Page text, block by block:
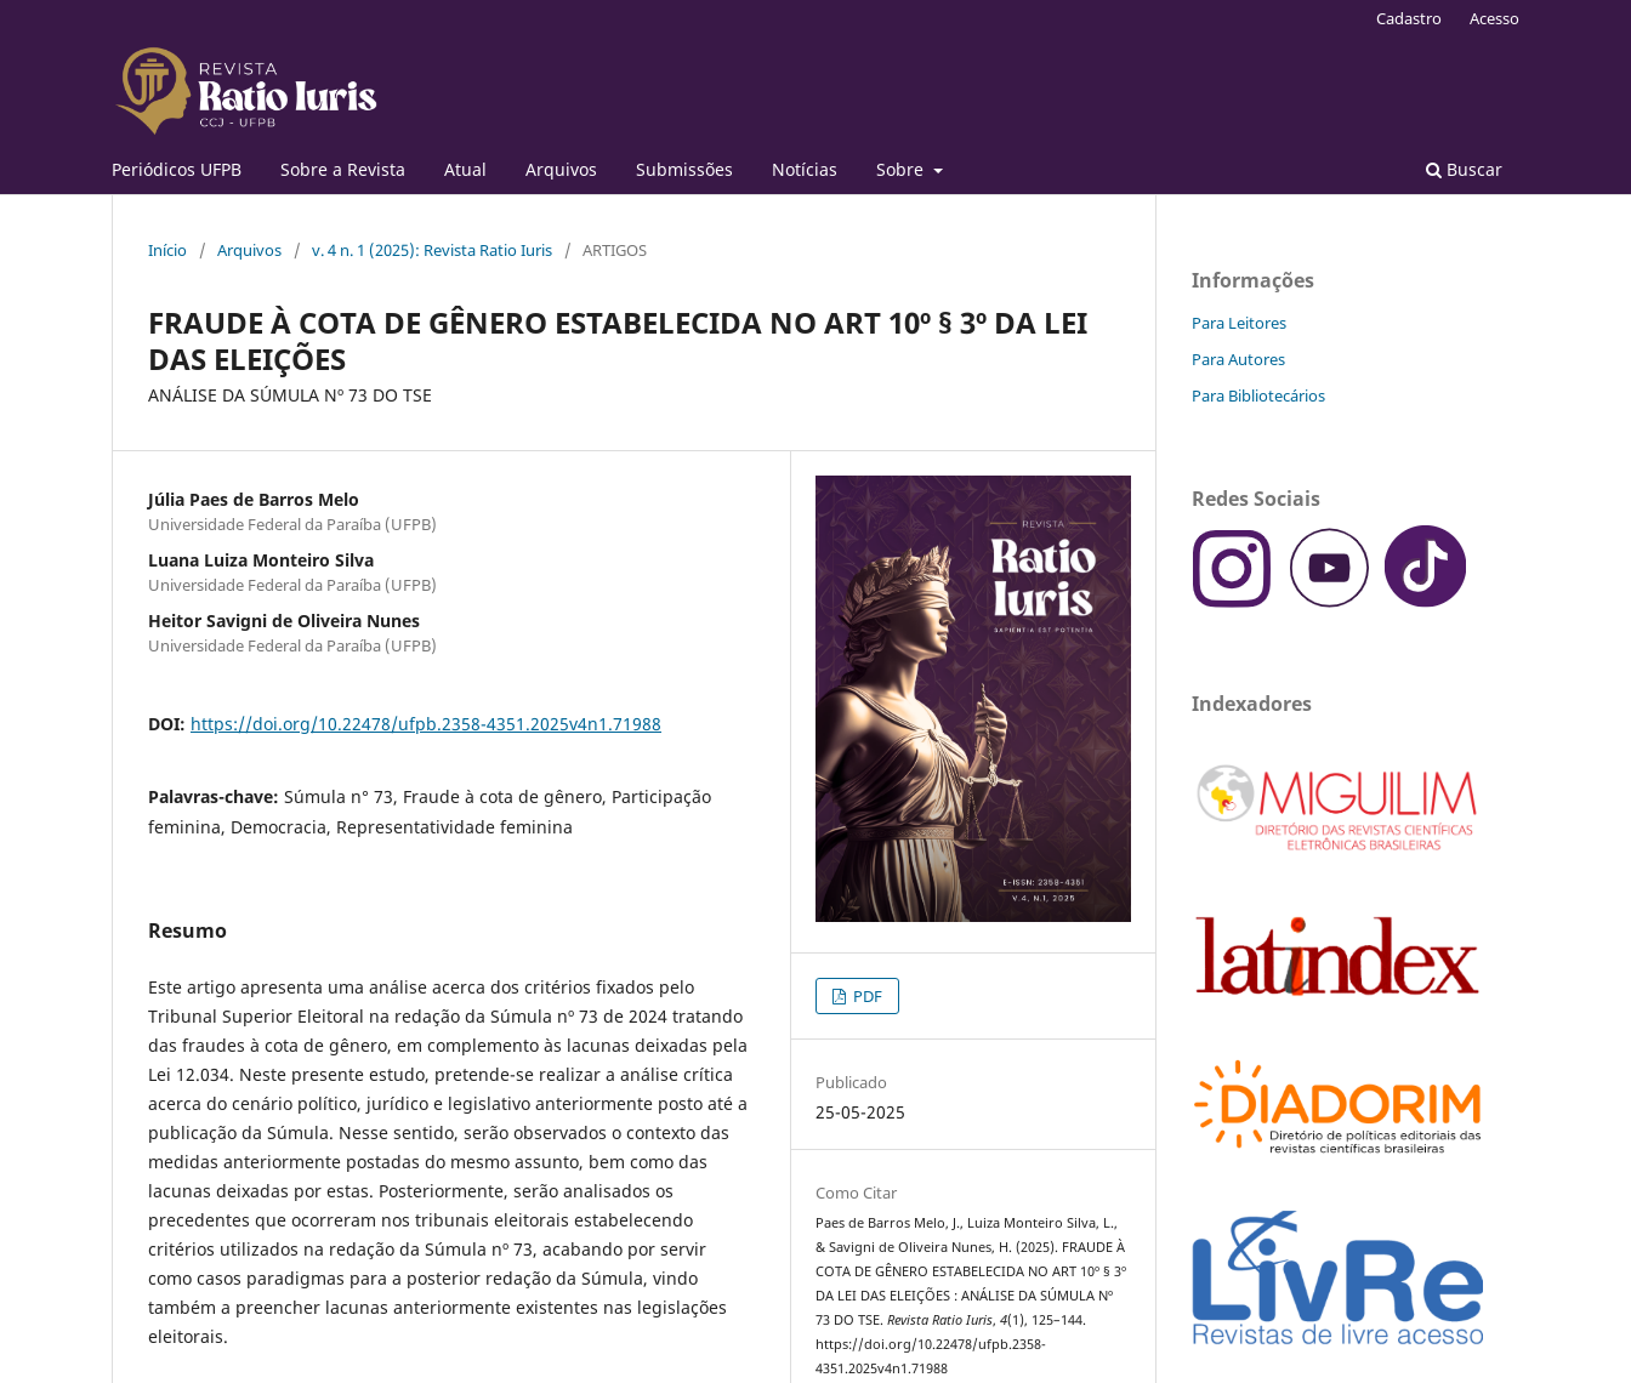
Periódicos UFPB Sobre a Revista Atual Arquivos Submissões Notícias Sobre Buscar
Cadastro Acesso
Início / Arquivos / v. 4 n. 1 (2025): Revista Ratio Iuris / ARTIGOS
FRAUDE À COTA DE GÊNERO ESTABELECIDA NO ART 10º § 3º DA LEI
DAS ELEIÇÕES
ANÁLISE DA SÚMULA Nº 73 DO TSE
Júlia Paes de Barros Melo
Universidade Federal da Paraíba (UFPB)
Luana Luiza Monteiro Silva
Universidade Federal da Paraíba (UFPB)
Heitor Savigni de Oliveira Nunes
Universidade Federal da Paraíba (UFPB)
DOI: https://doi.org/10.22478/ufpb.2358-4351.2025v4n1.71988
Palavras-chave: Súmula n° 73, Fraude à cota de gênero, Participação
feminina, Democracia, Representatividade feminina
Resumo
Este artigo apresenta uma análise acerca dos critérios fixados pelo
Tribunal Superior Eleitoral na redação da Súmula nº 73 de 2024 tratando
das fraudes à cota de gênero, em complemento às lacunas deixadas pela
Lei 12.034. Neste presente estudo, pretende-se realizar a análise crítica
acerca do cenário político, jurídico e legislativo anteriormente posto até a
publicação da Súmula. Nesse sentido, serão observados o contexto das
medidas anteriormente postadas do mesmo assunto, bem como das
lacunas deixadas por estas. Posteriormente, serão analisados os
precedentes que ocorreram nos tribunais eleitorais estabelecendo
critérios utilizados na redação da Súmula nº 73, acabando por servir
como casos paradigmas para a posterior redação da Súmula, vindo
também a preencher lacunas anteriormente existentes nas legislações
eleitorais.
PDF
Publicado
25-05-2025
Como Citar
Paes de Barros Melo, J., Luiza Monteiro Silva, L.,
& Savigni de Oliveira Nunes, H. (2025). FRAUDE À
COTA DE GÊNERO ESTABELECIDA NO ART 10º § 3º
DA LEI DAS ELEIÇÕES : ANÁLISE DA SÚMULA Nº
73 DO TSE.Revista Ratio Iuris,4(1), 125–144.
https://doi.org/10.22478/ufpb.2358-
4351.2025v4n1.71988
Informações
Para Leitores
Para Autores
Para Bibliotecários
Redes Sociais
Indexadores